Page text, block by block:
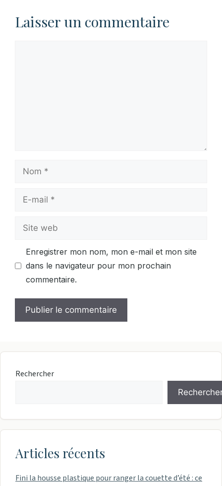
Laisser un commentaire
Nom
Site
Enregistrer mon nom, mon e-mail et mon site
dans le navigateur pour mon prochain
commentaire.
Rechercher
Articles récents
Fini la housse plastique pour ranger la couette d’été : ce